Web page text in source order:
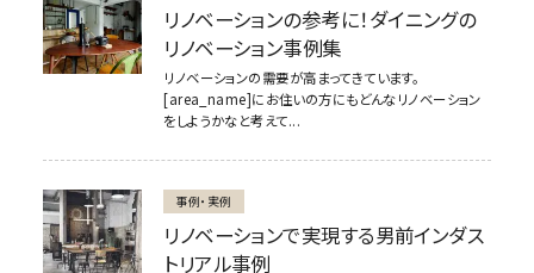
リノベーションの参考に！ダイニングの
リノベーション事例集
リノベーションの需要が高まってきています。
[area_name]にお住いの方にもどんなリノベーション
をしようかなと考えて...
事例・実例
リノベーションで実現する男前インダス
トリアル事例